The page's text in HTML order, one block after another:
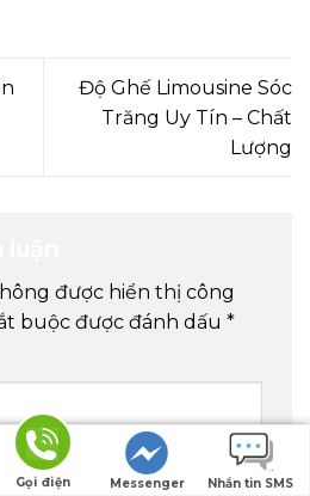
Độ Ghế Limousine Sóc
Trăng Uy Tín – Chất
Lượng
được hiển thị công
buộc được đánh dấu *
Gọi điện Messenger Nhắn tin SMS